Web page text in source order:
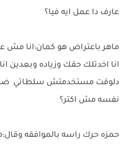
عارف دا عمل ايه فيا؟
ماهر باعتراض هو كمان:انا مش
انا اخدتلك حقك وزياده وبعدين
دلوقت مستخدمتش سلطاتي
نفسه مش اكتر؟
حمزه حرك راسه بالموافقه